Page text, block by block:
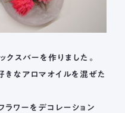
クスバーを作りました。
きなアロマオイルを混ぜた
ラワーをデコレーション